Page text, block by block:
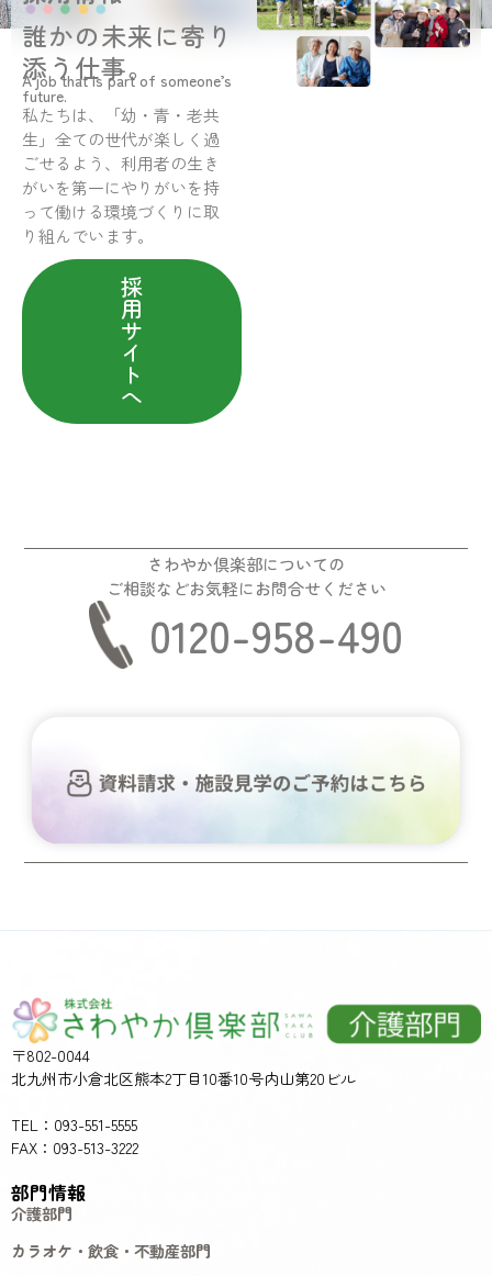
誰かの未来に寄り
添う仕事。
A job that is part of someone’s
future.
私たちは、「幼・青・老共
生」全ての世代が楽しく過
ごせるよう、利用者の生き
がいを第一にやりがいを持
って働ける環境づくりに取
り組んでいます。
採
用
サ
イ
ト
へ
さわやか倶楽部についての
ご相談などお気軽にお問合せください
0120-958-490
〒802-0044
北九州市小倉北区熊本2丁目10番10号内山第20ビル
TEL：093-551-5555
FAX：093-513-3222
部門情報
介護部門
カラオケ・飲食・不動産部門